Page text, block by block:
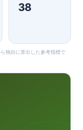
38
独自に算出した参考指標で